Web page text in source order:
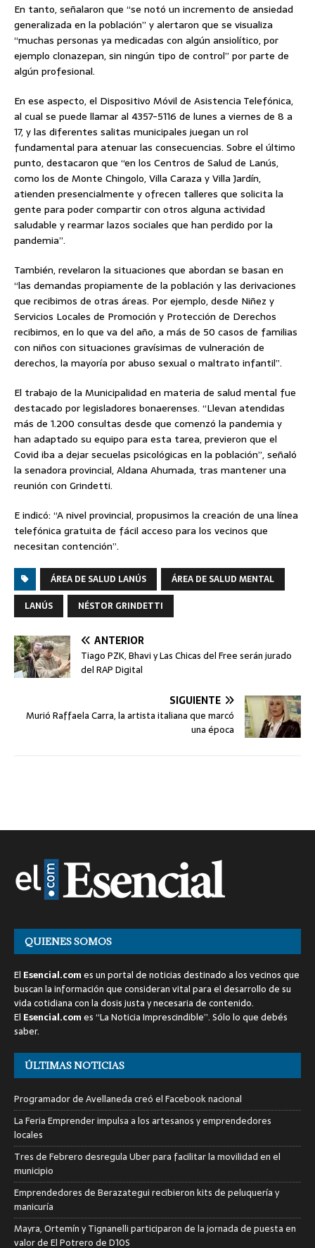
En tanto, señalaron que “se notó un incremento de ansiedad
generalizada en la población” y alertaron que se visualiza
“muchas personas ya medicadas con algún ansiolítico, por
ejemplo clonazepan, sin ningún tipo de control” por parte de
algún profesional.
En ese aspecto, el Dispositivo Móvil de Asistencia Telefónica,
al cual se puede llamar al 4357-5116 de lunes a viernes de 8 a
17, y las diferentes salitas municipales juegan un rol
fundamental para atenuar las consecuencias. Sobre el último
punto, destacaron que “en los Centros de Salud de Lanús,
como los de Monte Chingolo, Villa Caraza y Villa Jardín,
atienden presencialmente y ofrecen talleres que solicita la
gente para poder compartir con otros alguna actividad
saludable y rearmar lazos sociales que han perdido por la
pandemia”.
También, revelaron la situaciones que abordan se basan en
“las demandas propiamente de la población y las derivaciones
que recibimos de otras áreas. Por ejemplo, desde Niñez y
Servicios Locales de Promoción y Protección de Derechos
recibimos, en lo que va del año, a más de 50 casos de familias
con niños con situaciones gravísimas de vulneración de
derechos, la mayoría por abuso sexual o maltrato infantil”.
El trabajo de la Municipalidad en materia de salud mental fue
destacado por legisladores bonaerenses. “Llevan atendidas
más de 1.200 consultas desde que comenzó la pandemia y
han adaptado su equipo para esta tarea, previeron que el
Covid iba a dejar secuelas psicológicas en la población”, señaló
la senadora provincial, Aldana Ahumada, tras mantener una
reunión con Grindetti.
E indicó: “A nivel provincial, propusimos la creación de una línea
telefónica gratuita de fácil acceso para los vecinos que
necesitan contención”.
ÁREA DE SALUD LANÚS
ÁREA DE SALUD MENTAL
LANÚS
NÉSTOR GRINDETTI
ANTERIOR
Tiago PZK, Bhavi y Las Chicas del Free serán jurado
del RAP Digital
SIGUIENTE
Murió Raffaela Carra, la artista italiana que marcó
una época
QUIENES SOMOS
El Esencial.comes un portal de noticias destinado a los vecinos que
buscan la información que consideran vital para el desarrollo de su
vida cotidiana con la dosis justa y necesaria de contenido.
El Esencial.comes “La Noticia Imprescindible”. Sólo lo que debés
saber.
ÚLTIMAS NOTICIAS
Programador de Avellaneda creó el Facebook nacional
La Feria Emprender impulsa a los artesanos y emprendedores
locales
Tres de Febrero desregula Uber para facilitar la movilidad en el
municipio
Emprendedores de Berazategui recibieron kits de peluquería y
manicuría
Mayra, Ortemín y Tignanelli participaron de la jornada de puesta en
valor de El Potrero de D10S